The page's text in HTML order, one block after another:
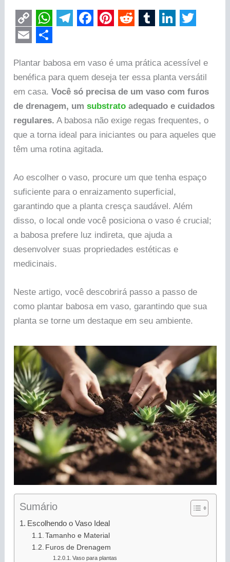
C
p
y
L
i
n
k
W
a
t
s
A
p
p
l
e
g
r
a
m
c
e
b
o
o
k
n
t
e
r
e
s
d
d
i
t
m
b
l
r
n
k
e
d
I
i
t
t
e
r
m
a
i
l
h
a
r
e
Plantar babosa em vaso é uma prática acessível e
benéfica para quem deseja ter essa planta versátil
em casa.Você só precisa de um vaso com furos
de drenagem, umsubstrato adequado e cuidados
regulares. A babosa não exige regas frequentes, o
que a torna ideal para iniciantes ou para aqueles que
têm uma rotina agitada.
Ao escolher o vaso, procure um que tenha espaço
suficiente para o enraizamento superficial,
garantindo que a planta cresça saudável. Além
disso, o local onde você posiciona o vaso é crucial;
a babosa prefere luz indireta, que ajuda a
desenvolver suas propriedades estéticas e
medicinais.
Neste artigo, você descobrirá passo a passo de
como plantar babosa em vaso, garantindo que sua
planta se torne um destaque em seu ambiente.
Sumário
Escolhendo o Vaso Ideal
Tamanho e Material
Furos de Drenagem
Vaso para plantas